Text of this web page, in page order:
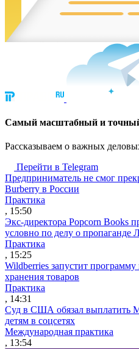
Cамый масштабный и
Рассказываем о важных
Перейти в Telegram
Предприниматель не смог
Burberry в России
Практика
, 15:50
Экс-директора Popcorn Books
условно по делу о пропаганде
Практика
, 15:25
Wildberries запустит
хранения товаров
Практика
, 14:31
Суд в США обязал выплатить
детям в соцсетях
Международная практика
, 13:54